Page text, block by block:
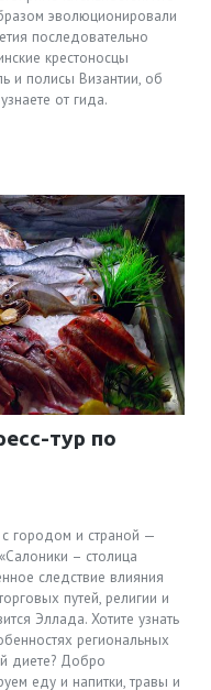
эволюционировали
последовательно
крестоносцы
и полисы Византии, об
от гида.
городом и страной —
– столица
следствие влияния
путей, религии и
Эллада. Хотите узнать
региональных
диете? Добро
еду и напитки, травы и